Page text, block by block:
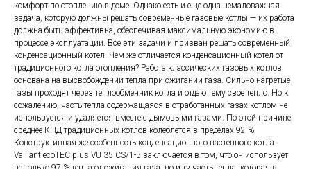
комфорт по отоплению в доме. Однако есть и еще одна немаловажная
задача, которую должны решать современные газовые котлы — их работа
должна быть эффективна, обеспечивая максимальную экономию в
процессе эксплуатации. Все эти задачи и призван решать современный
конденсационный котел. Чем же отличается конденсационный котел от
традиционного котла отопления? Работа классических газовых котлов
основана на высвобождении тепла при сжигании газа. Сильно нагретые
газы проходят через теплообменник котла и отдают ему свое тепло. Но к
сожалению, часть тепла содержащаяся в отработанных газах котлом не
используется и удаляется вместе с дымовыми газами. По этой причине
среднее КПД традиционных котлов колеблется в пределах 92 %.
Конструктивная же особенность конденсационного настенного котла
Vaillant ecoTEC plus VU 35 CS/1-5 заключается в том, что он использует